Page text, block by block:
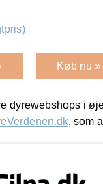
Køb nu »
dyrewebshops i
, som